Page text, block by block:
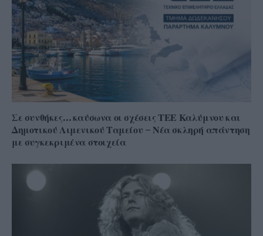
Σε συνθήκες… καύσωνα οι σχέσεις ΤΕΕ Καλύμνου και
Δημοτικού Λιμενικού Ταμείου – Νέα σκληρή απάντηση
με συγκεκριμένα στοιχεία